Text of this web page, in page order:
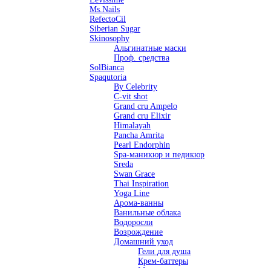
Ms.Nails
RefectoCil
Siberian Sugar
Skinosophy
Альгинатные маски
Проф. средства
SolBianca
Spaqutoria
By Celebrity
C-vit shot
Grand cru Ampelo
Grand сru Elixir
Himalayah
Pancha Amrita
Pearl Endorphin
Spa-маникюр и педикюр
Sreda
Swan Grace
Thai Inspiration
Yoga Line
Арома-ванны
Ванильные облака
Водоросли
Возрождение
Домашний уход
Гели для душа
Крем-баттеры